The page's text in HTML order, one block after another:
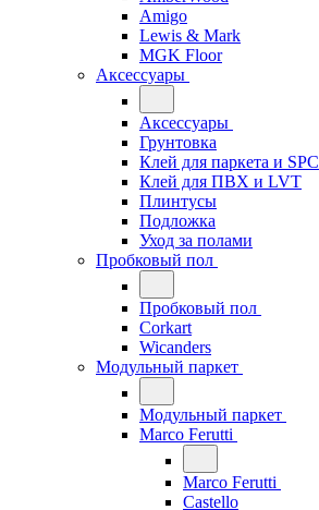
Amigo
Lewis & Mark
MGK Floor
Аксессуары
Аксессуары
Грунтовка
Клей для паркета и SPC
Клей для ПВХ и LVT
Плинтусы
Подложка
Уход за полами
Пробковый пол
Пробковый пол
Corkart
Wicanders
Модульный паркет
Модульный паркет
Marco Ferutti
Marco Ferutti
Castello